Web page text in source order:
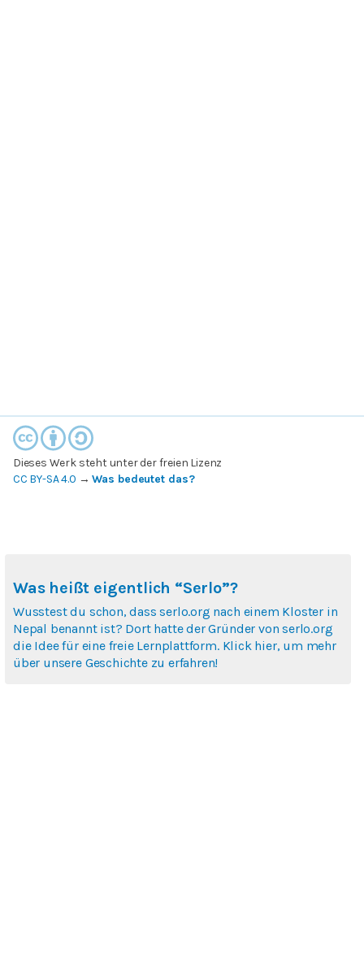
Dieses Werk steht unter der freien Lizenz
CC BY-SA 4.0 →Was bedeutet das?
Was heißt eigentlich “Serlo”?
Wusstest du schon, dass serlo.org nach einem Kloster in
Nepal benannt ist? Dort hatte der Gründer von serlo.org
die Idee für eine freie Lernplattform. Klick hier, um mehr
über unsere Geschichte zu erfahren!